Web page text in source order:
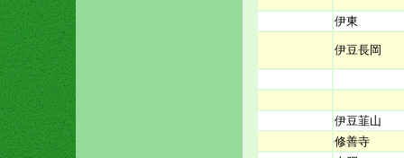
伊東
伊豆長岡
伊豆韮山
修善寺